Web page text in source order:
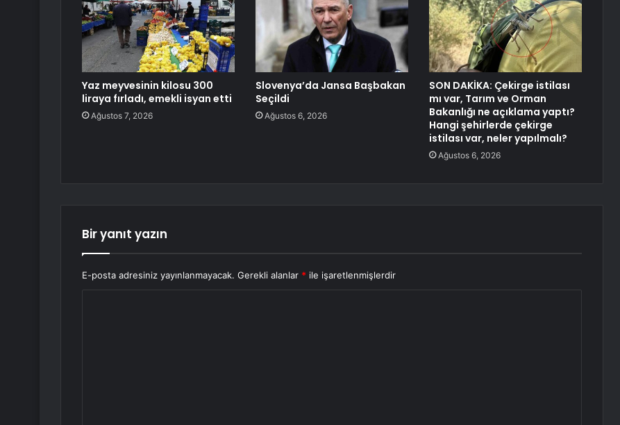
Yaz meyvesinin kilosu 300
liraya fırladı, emekli isyan etti
Ağustos 7, 2026
Slovenya’da Jansa Başbakan
Seçildi
Ağustos 6, 2026
SON DAKİKA: Çekirge istilası
mı var, Tarım ve Orman
Bakanlığı ne açıklama yaptı?
Hangi şehirlerde çekirge
istilası var, neler yapılmalı?
Ağustos 6, 2026
Bir yanıt yazın
E-posta adresiniz yayınlanmayacak. Gerekli alanlar * ile işaretlenmişlerdir